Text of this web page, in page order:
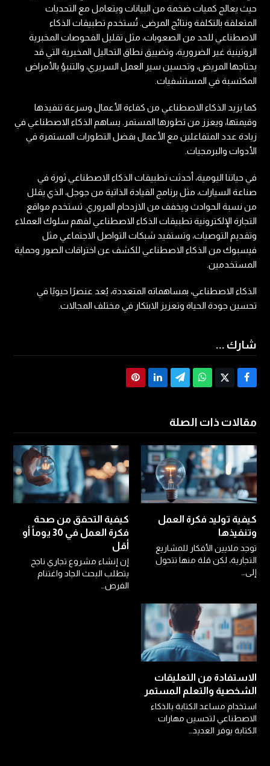
حيث يعالج كميات ضخمة من البيانات ويتعامل مع التحديات
المتعلقة بالتكلفة ونتائج المرضى. تُستخدم تطبيقات الذكاء
الاصطناعي للحد من الصعوبات، مثل تقليل الفحوصات المخبرية
الروتينية غير الضرورية، وتضييق نطاق التحاليل المخبرية التي قد
يحتاجها المريض، وتحسين سير العمل السريري، والتنبؤ بالأمراض
المكتسبة في المستشفيات.
كما يزيد الذكاء الاصطناعي من كفاءة الأعمال وسرعة تنفيذها
وقيمتها، ويعزز من تطورها المستمر. يساهم الذكاء الاصطناعي في
زيادة عدد المتفاعلين مع الأعمال بفضل التطورات المستمرة في
الأدوات والبرمجيات.
في حياتنا اليومية، أحدثت تطبيقات الذكاء الاصطناعي ثورة في
صناعة السيارات، مثل برنامج القيادة الذاتية من جوجل، الذي يقلل
من نسبة الحوادث ويخفف من الازدحام المروري. تستخدم مواقع
التجارة الإلكترونية تطبيقات الذكاء الاصطناعي لفهم سلوك العملاء
وتقديم التوصيات، وتستفيد شبكات التواصل الاجتماعي مثل
فيسبوك من الذكاء الاصطناعي للكشف عن اختراقات الصور وحماية
المستخدمين.
الذكاء الاصطناعي، بمساهماته المتعددة، يُعد عنصرًا حيويًا في
تحسين جودة الحياة وتعزيز الابتكار في مختلف المجالات.
شارك ...
Share
Facebook
Post
Share
Whatsapp
Share
Telegram
Share
Share
مقالات ذات الصلة
كيفية توليد فكرة العمل
وتنفيذها
توجد ملايين الأفكار للمشاريع
التجارية، لكن قلة منها تتحول
إلى…
كيفية التحقق من صحة
فكرة العمل في 30 يوماً أو
أقل
إن إنشاء مشروع تجاري ناجح
يتطلب البحث الجاد واغتنام
الفرص…
الاستفادة من التعليقات
الشخصية والتعلم المستمر
استخدام مساعد الكتابة بالذكاء
الاصطناعي لتحسين مهارات
الكتابة يوفر العديد…